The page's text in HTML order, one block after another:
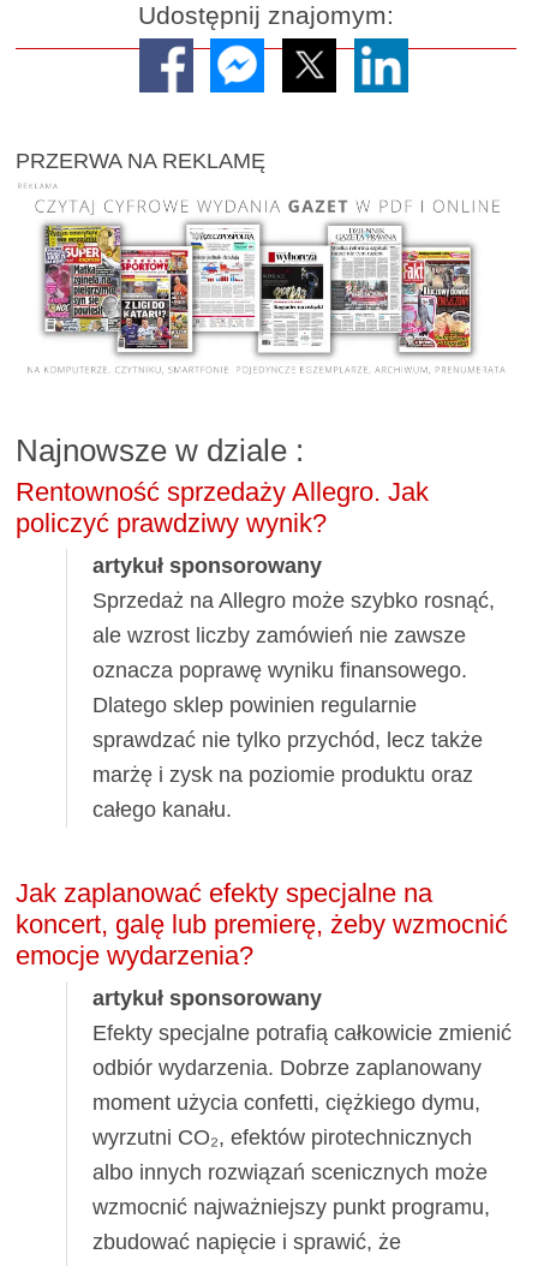
Udostępnij znajomym:
PRZERWA NA REKLAMĘ
Najnowsze w dziale :
Rentowność sprzedaży Allegro. Jak
policzyć prawdziwy wynik?
artykuł sponsorowany
Sprzedaż na Allegro może szybko rosnąć,
ale wzrost liczby zamówień nie zawsze
oznacza poprawę wyniku finansowego.
Dlatego sklep powinien regularnie
sprawdzać nie tylko przychód, lecz także
marżę i zysk na poziomie produktu oraz
całego kanału.
Jak zaplanować efekty specjalne na
koncert, galę lub premierę, żeby wzmocnić
emocje wydarzenia?
artykuł sponsorowany
Efekty specjalne potrafią całkowicie zmienić
odbiór wydarzenia. Dobrze zaplanowany
moment użycia confetti, ciężkiego dymu,
wyrzutni CO₂, efektów pirotechnicznych
albo innych rozwiązań scenicznych może
wzmocnić najważniejszy punkt programu,
zbudować napięcie i sprawić, że